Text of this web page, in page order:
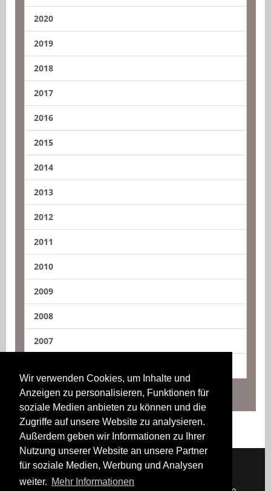
Wir verwenden Cookies, um Inhalte und
Anzeigen zu personalisieren, Funktionen für
soziale Medien anbieten zu können und die
Zugriffe auf unsere Website zu analysieren.
Außerdem geben wir Informationen zu Ihrer
Nutzung unserer Website an unsere Partner
für soziale Medien, Werbung und Analysen
weiter. Mehr Informationen
2020
2019
2018
2017
2016
2015
2014
2013
2012
2011
2010
2009
2008
2007